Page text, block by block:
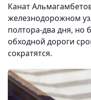
Канат
железнодорожном
полтора-два дня, но
обходной дороги
сократятся.